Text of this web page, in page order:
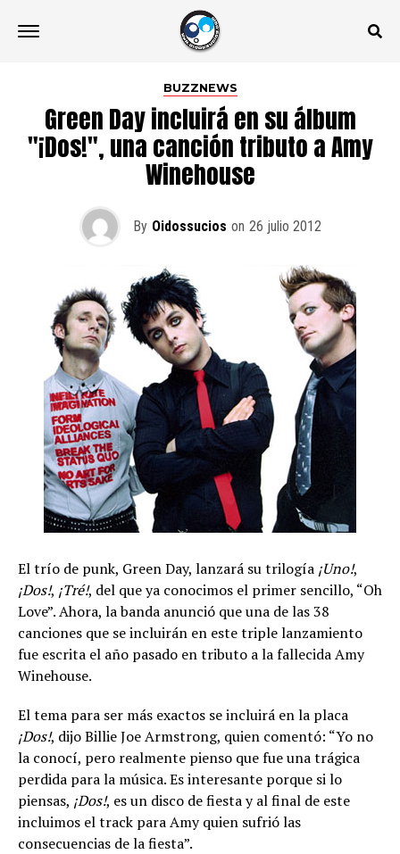
BUZZNEWS
Green Day incluirá en su álbum
"¡Dos!", una canción tributo a Amy
Winehouse
By Oidossucios on 26 julio 2012
El trío de punk, Green Day, lanzará su trilogía ¡Uno!,
¡Dos!, ¡Tré!, del que ya conocimos el primer sencillo, “Oh
Love”. Ahora, la banda anunció que una de las 38
canciones que se incluirán en este triple lanzamiento
fue escrita el año pasado en tributo a la fallecida Amy
Winehouse.
El tema para ser más exactos se incluirá en la placa
¡Dos!, dijo Billie Joe Armstrong, quien comentó: “Yo no
la conocí, pero realmente pienso que fue una trágica
perdida para la música. Es interesante porque si lo
piensas, ¡Dos!, es un disco de fiesta y al final de este
incluimos el track para Amy quien sufrió las
consecuencias de la fiesta”.